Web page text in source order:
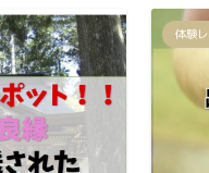
体験